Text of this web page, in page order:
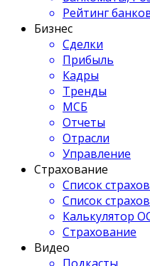
Рейтинг
Бизнес
Сделки
Прибыль
Кадры
Тренды
МСБ
Отчеты
Отрасли
Управление
Страхование
Список
Список
Калькулятор
Страхование
Видео